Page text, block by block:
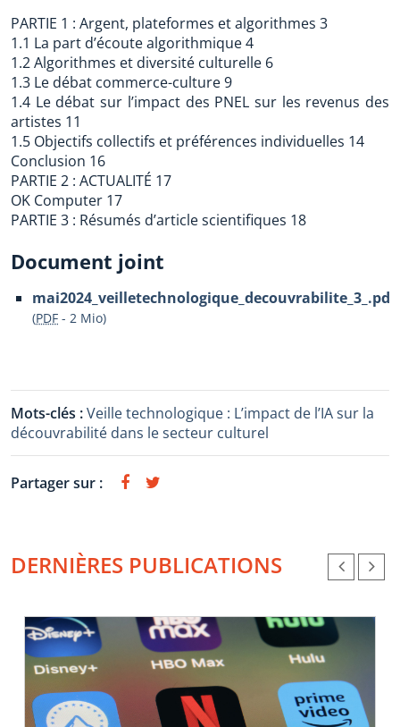
PARTIE 1 : Argent, plateformes et algorithmes 3
1.1 La part d’écoute algorithmique 4
1.2 Algorithmes et diversité culturelle 6
1.3 Le débat commerce-culture 9
1.4 Le débat sur l’impact des PNEL sur les revenus des
artistes 11
1.5 Objectifs collectifs et préférences individuelles 14
Conclusion 16
PARTIE 2 : ACTUALITÉ 17
OK Computer 17
PARTIE 3 : Résumés d’article scientifiques 18
Document joint
mai2024_veilletechnologique_decouvrabilite_3_.pdf
(PDF - 2 Mio)
Mots-clés :Veille technologique : L’impact de l’IA sur la
découvrabilité dans le secteur culturel
Partager sur :
DERNIÈRES PUBLICATIONS